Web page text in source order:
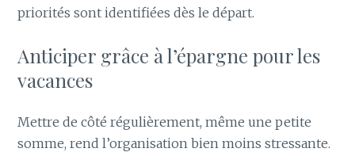
priorités sont identifiées dès le départ.
Anticiper grâce à l’épargne pour les
vacances
Mettre de côté régulièrement, même une petite
somme, rend l’organisation bien moins stressante.